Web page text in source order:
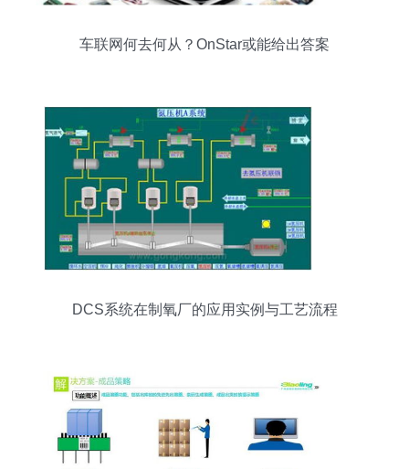
车联网何去何从？OnStar或能给出答案
DCS系统在制氧厂的应用实例与工艺流程